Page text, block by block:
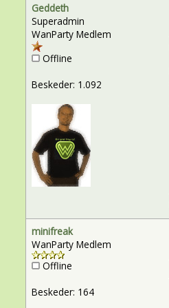
Geddeth
Superadmin
WanParty Medlem
Offline
Beskeder: 1.092
minifreak
WanParty Medlem
Offline
Beskeder: 164